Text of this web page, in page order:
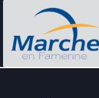
Elke partnerzaak
worden gebruikt. Hij
betalen, u een
te bezorgen of het